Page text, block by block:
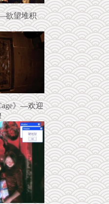
欲望堆积
》—欢迎